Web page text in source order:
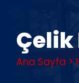
Ana Sayfa >